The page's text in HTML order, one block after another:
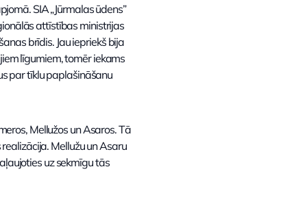
SIA „Jūrmalas ūdens”
attīstības ministrijas
brīdis. Jau iepriekš bija
līgumiem, tomēr iekams
par tīklu paplašināšanu
Mellužos un Asaros. Tā
Mellužu un Asaru
uz sekmīgu tās